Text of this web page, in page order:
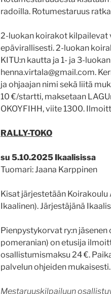
radoilla. Rotumestaruus
2-luokan koirakot kilpailevat
epävirallisesti. 2-luokan
KITU:n kautta ja 1- ja 3-
henna.virtala@gmail.com.
ja ohjaajan nimi sekä liitä
10 €/startti, maksetaan
OKOYFIHH, viite 1300.
RALLY-TOKO
su 5.10.2025 Ikaalisissa
Tuomari: Jaana Karppinen
Kisat järjestetään
Ikaalinen). Järjestäjänä
Pienpystykorvat ry:n
pomeranian) on etusija
osallistumismaksu 24 €.
palvelun ohjeiden mukaisesti.
Mestaruuskilpailuun